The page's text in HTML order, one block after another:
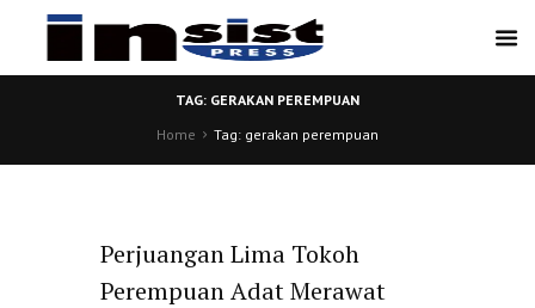
TAG: GERAKAN PEREMPUAN
Home
Tag: gerakan perempuan
Perjuangan Lima Tokoh
Perempuan Adat Merawat